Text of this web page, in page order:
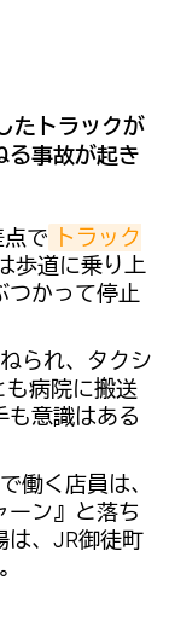
たトラックが
事故が起き
で トラック
歩道に乗り上
つかって停止
られ、タクシ
も病院に搬送
も意識はある
働く店員は、
ーン』と落ち
は、JR御徒町